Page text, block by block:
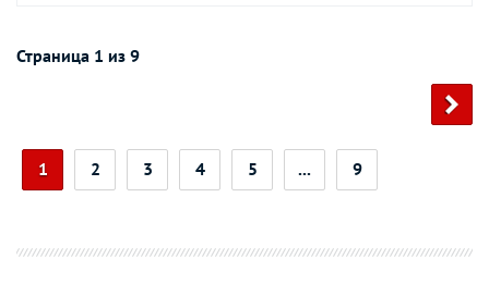
Страница 1 из 9
1 2 3 4 5 ... 9